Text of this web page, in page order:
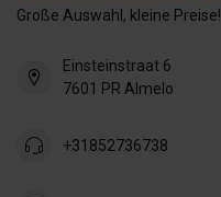
Große Auswahl, kleine Preise!
Einsteinstraat 6
7601 PR Almelo
+31852736738